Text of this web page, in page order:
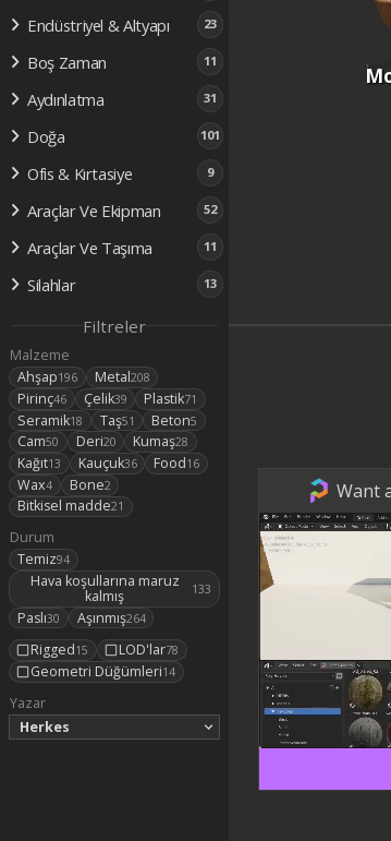
Endüstriyel & Altyapı 23
Boş Zaman 11
Aydınlatma 31
Doğa 101
Ofis & Kırtasiye 9
Araçlar Ve Ekipman 52
Araçlar Ve Taşıma 11
Silahlar 13
Filtreler
Malzeme
Ahşap196 Metal208
Pirinç46 Çelik39 Plastik71
Seramik18 Taş51 Beton5
Cam50 Deri20 Kumaş28
Kağıt13 Kauçuk36 Food16
Wax4 Bone2
Bitkisel madde21
Durum
Temiz94
Hava koşullarına maruz
kalmış
133
Paslı30 Aşınmış264
Rigged15 LOD'lar78
Geometri Düğümleri14
Yazar
Herkes
Want